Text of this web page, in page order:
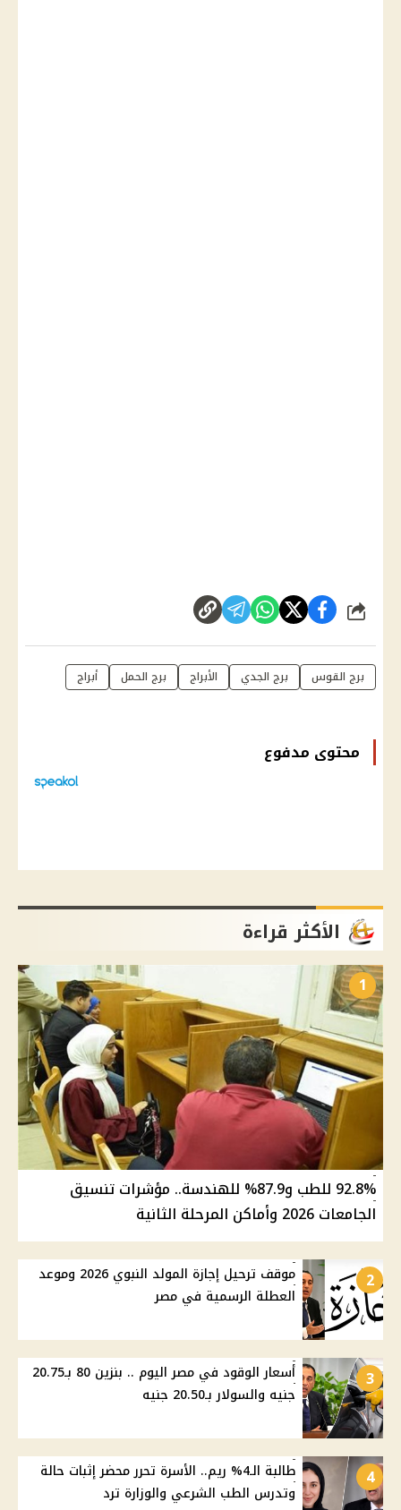
شارك
برج القوس برج الجدي الأبراج برج الحمل أبراج
محتوى مدفوع
الأكثر قراءة
1
92.8% للطب و87.9% للهندسة.. مؤشرات تنسيق
الجامعات 2026 وأماكن المرحلة الثانية
2
موقف ترحيل إجازة المولد النبوي 2026 وموعد
العطلة الرسمية في مصر
3
أسعار الوقود في مصر اليوم .. بنزين 80 بـ20.75
جنيه والسولار بـ20.50 جنيه
4
طالبة الـ4% ريم.. الأسرة تحرر محضر إثبات حالة
وتدرس الطب الشرعي والوزارة ترد